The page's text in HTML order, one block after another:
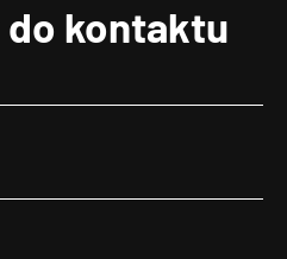
do kontaktu